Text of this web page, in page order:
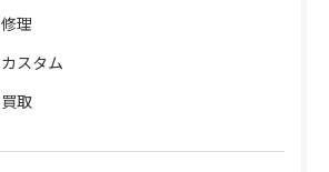
修理
カスタム
買取